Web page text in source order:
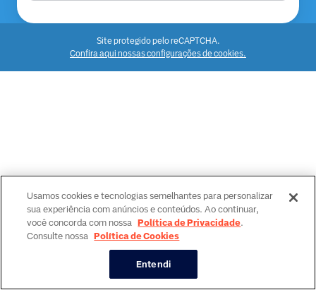
Site protegido pelo reCAPTCHA.
Confira aqui nossas configurações de cookies.
Usamos cookies e tecnologias semelhantes para personalizar
sua experiência com anúncios e conteúdos. Ao continuar,
você concorda com nossa Política de Privacidade.
Consulte nossa Política de Cookies
Entendi